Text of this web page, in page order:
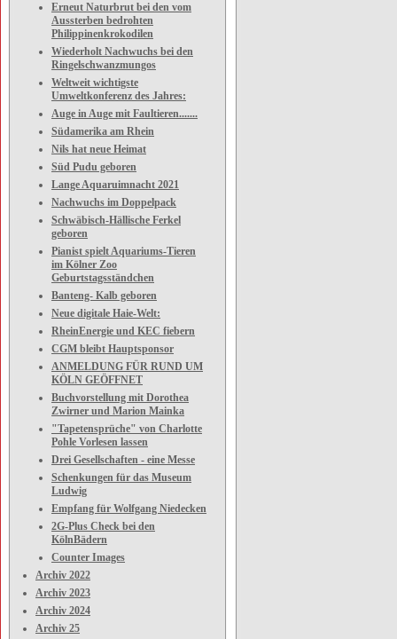
Erneut Naturbrut bei den vom
Aussterben bedrohten
Philippinenkrokodilen
Wiederholt Nachwuchs bei den
Ringelschwanzmungos
Weltweit wichtigste
Umweltkonferenz des Jahres:
Auge in Auge mit Faultieren.......
Südamerika am Rhein
Nils hat neue Heimat
Süd Pudu geboren
Lange Aquaruimnacht 2021
Nachwuchs im Doppelpack
Schwäbisch-Hällische Ferkel
geboren
Pianist spielt Aquariums-Tieren
im Kölner Zoo
Geburtstagsständchen
Banteng- Kalb geboren
Neue digitale Haie-Welt:
RheinEnergie und KEC fiebern
CGM bleibt Hauptsponsor
ANMELDUNG FÜR RUND UM
KÖLN GEÖFFNET
Buchvorstellung mit Dorothea
Zwirner und Marion Mainka
"Tapetensprüche" von Charlotte
Pohle Vorlesen lassen
Drei Gesellschaften - eine Messe
Schenkungen für das Museum
Ludwig
Empfang für Wolfgang Niedecken
2G-Plus Check bei den
KölnBädern
Counter Images
Archiv 2022
Archiv 2023
Archiv 2024
Archiv 25